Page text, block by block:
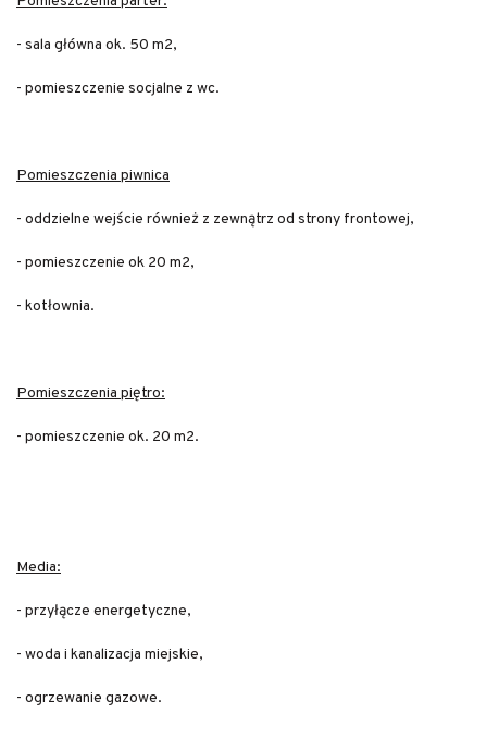
- sala główna ok. 50 m2,
- pomieszczenie socjalne z wc.
Pomieszczenia piwnica
- oddzielne wejście również z zewnątrz od strony frontowej,
- pomieszczenie ok 20 m2,
- kotłownia.
Pomieszczenia piętro:
- pomieszczenie ok. 20 m2.
Media:
- przyłącze energetyczne,
- woda i kanalizacja miejskie,
- ogrzewanie gazowe.